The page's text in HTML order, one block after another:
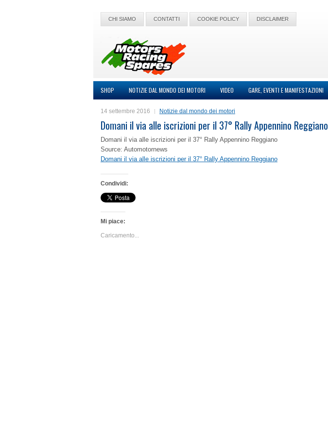
CHI SIAMO CONTATTI COOKIE POLICY DISCLAIMER
SHOP NOTIZIE DAL MONDO DEI MOTORI VIDEO GARE, EVENTI E MANIFESTAZIONI
14 settembre 2016 Notizie dal mondo dei motori
Domani il via alle iscrizioni per il 37° Rally Appennino Reggiano
Domani il via alle iscrizioni per il 37° Rally Appennino Reggiano
Source: Automotornews
Domani il via alle iscrizioni per il 37° Rally Appennino Reggiano
Condividi:
Mi piace:
Caricamento...